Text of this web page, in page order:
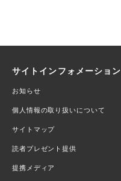
サイトインフォメーション
お知らせ
個人情報の取り扱いについて
サイトマップ
読者プレゼント提供
提携メディア